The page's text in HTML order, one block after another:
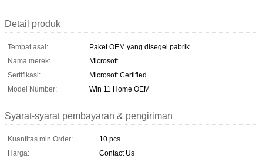
Detail produk
Tempat asal:
Paket OEM yang disegel pabrik
Nama merek:
Microsoft
Sertifikasi:
Microsoft Certified
Model Number:
Win 11 Home OEM
Syarat-syarat pembayaran & pengiriman
Kuantitas min Order:
10 pcs
Harga:
Contact Us